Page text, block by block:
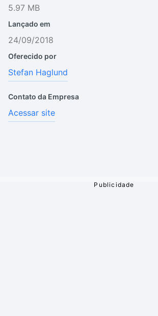
5.97 MB
Lançado em
24/09/2018
Oferecido por
Stefan Haglund
Contato da Empresa
Acessar site